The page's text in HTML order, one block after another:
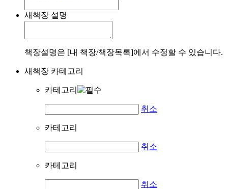
새책장 설명
책장설명은 [내 책장/책장목록]에서 수정할 수 있습니다.
새책장 카테고리
카테고리
취소
카테고리
취소
카테고리
취소